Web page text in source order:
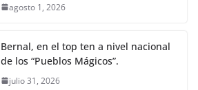
agosto 1, 2026
Bernal, en el top ten a nivel nacional
de los “Pueblos Mágicos”.
julio 31, 2026